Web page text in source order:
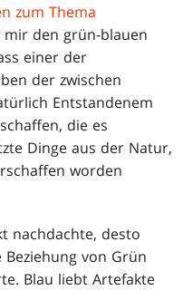
zum Thema
mir den grün-blauen
einer der
der zwischen
Entstandenem
die es
Dinge aus der Natur,
worden
nachdachte, desto
von Grün
Blau liebt Artefakte